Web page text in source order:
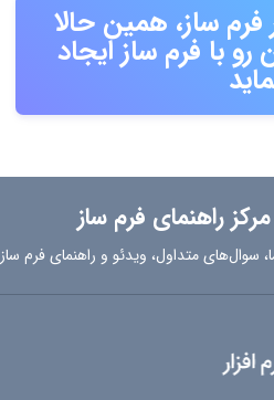
فرم ساز، همین حالا
با فرم ساز ایجاد
مرکز راهنمای فرم ساز
سوال‌های متداول، ویدئو و راهنمای فرم ساز